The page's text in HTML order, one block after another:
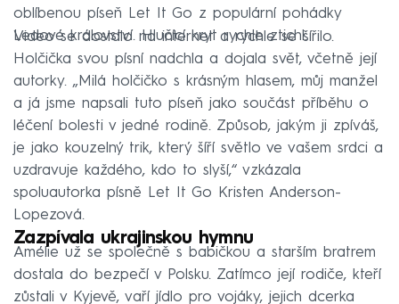
oblíbenou píseň Let It Go z populární pohádky
Ledové království. Hlučící kryt rychle ztichl.
Video se dostalo na internet a rychle se šířilo.
Holčička svou písní nadchla a dojala svět, včetně její
autorky. „Milá holčičko s krásným hlasem, můj manžel
a já jsme napsali tuto píseň jako součást příběhu o
léčení bolesti v jedné rodině. Způsob, jakým ji zpíváš,
je jako kouzelný trik, který šíří světlo ve vašem srdci a
uzdravuje každého, kdo to slyší,“ vzkázala
spoluautorka písně Let It Go Kristen Anderson-
Lopezová.
Zazpívala ukrajinskou hymnu
Amélie už se společně s babičkou a starším bratrem
dostala do bezpečí v Polsku. Zatímco její rodiče, kteří
zůstali v Kyjevě, vaří jídlo pro vojáky, jejich dcerka